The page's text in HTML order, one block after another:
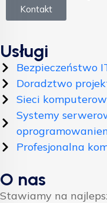
Kontakt
Usługi
Bezpieczeństwo
Doradztwo
Sieci
Systemy
Profesjonalna
O nas
Stawiamy na